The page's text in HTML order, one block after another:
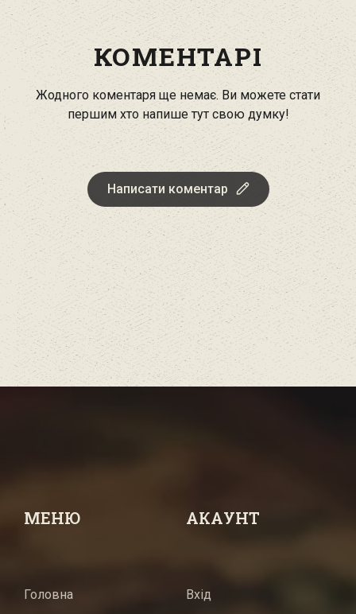
КОМЕНТАРІ
Жодного коментаря ще немає. Ви можете стати
першим хто напише тут свою думку!
Написати коментар
МЕНЮ
Головна
АКАУНТ
Вхід